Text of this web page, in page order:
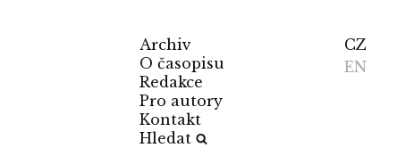
Archiv
O časopisu
Redakce
Pro autory
Kontakt
Hledat
CZ
EN